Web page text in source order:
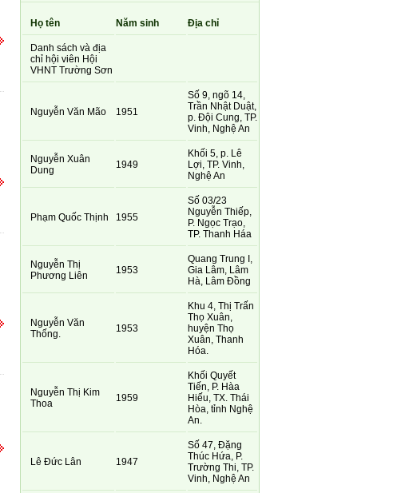
Họ tên Năm sinh Địa chỉ
Danh sách và địa
chỉ hội viên Hội
VHNT Trường Sơn
Nguyễn Văn Mão 1951
Số 9, ngõ 14,
Trần Nhật Duật,
p. Đội Cung, TP.
Vinh, Nghệ An
Nguyễn Xuân
Dung
1949
Khối 5, p. Lê
Lợi, TP. Vinh,
Nghệ An
Phạm Quốc Thịnh 1955
Số 03/23
Nguyễn Thiếp,
P. Ngọc Trạo,
TP. Thanh Háa
Nguyễn Thị
Phương Liên
1953
Quang Trung I,
Gia Lâm, Lâm
Hà, Lâm Đồng
Nguyễn Văn
Thống.
1953
Khu 4, Thị Trấn
Thọ Xuân,
huyện Thọ
Xuân, Thanh
Hóa.
Nguyễn Thị Kim
Thoa
1959
Khối Quyết
Tiến, P. Hàa
Hiếu, TX. Thái
Hòa, tỉnh Nghệ
An.
Lê Đức Lân 1947
Số 47, Đặng
Thúc Hứa, P.
Trường Thi, TP.
Vinh, Nghệ An